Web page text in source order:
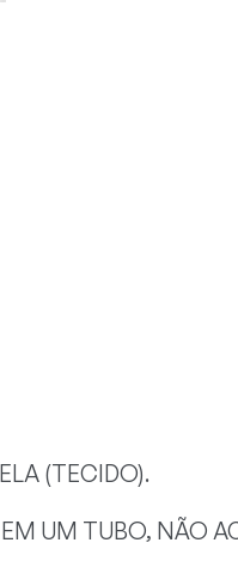
(TECIDO).
UM TUBO, NÃO